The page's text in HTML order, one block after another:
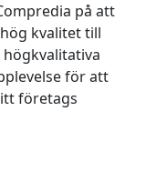
på att
kvalitet till
för att
företags